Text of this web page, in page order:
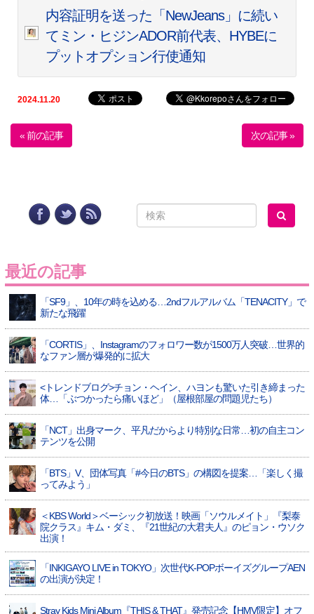
内容証明を送った「NewJeans」に続い
てミン・ヒジンADOR前代表、HYBEに
プットオプション行使通知
2024.11.20
« 前の記事 次の記事 »
最近の記事
「SF9」、10年の時を込める…2ndフルアルバム「TENACITY」で
新たな飛躍
「CORTIS」、Instagramのフォロワー数が1500万人突破…世界的
なファン層が爆発的に拡大
<トレンドブログ>チョン・ヘイン、ハヨンも驚いた引き締まった
体…「ぶつかったら痛いほど」（屋根部屋の問題児たち）
「NCT」出身マーク、平凡だからより特別な日常…初の自主コン
テンツを公開
「BTS」V、団体写真「#今日のBTS」の構図を提案…「楽しく撮
ってみよう」
＜KBS World＞ベーシック初放送！映画「ソウルメイト」『梨泰
院クラス』キム・ダミ、『21世紀の大君夫人』のピョン・ウソク
出演！
「INKIGAYO LIVE in TOKYO」次世代K-POPボーイズグループAEN
の出演が決定！
Stray Kids Mini Album『THIS & THAT』発売記念【HMV限定】オフ